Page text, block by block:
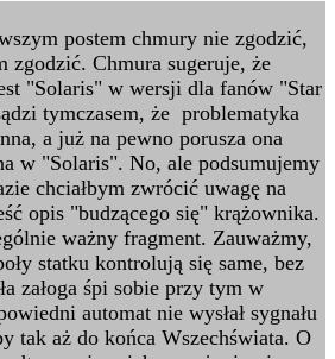
postem chmury nie zgodzić,
zgodzić. Chmura sugeruje, że
"Solaris" w wersji dla fanów "Star
tymczasem, że problematyka
a już na pewno porusza ona
w "Solaris". No, ale podsumujemy
chciałbym zwrócić uwagę na
opis "budzącego się" krążownika.
ważny fragment. Zauważmy,
statku kontrolują się same, bez
załoga śpi sobie przy tym w
automat nie wysłał sygnału
tak aż do końca Wszechświata. O